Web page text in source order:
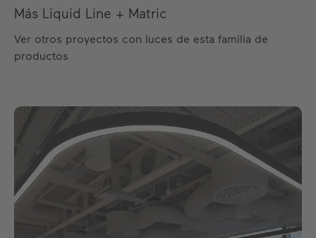
Más Liquid Line + Matric
Ver otros proyectos con luces de esta familia de
productos